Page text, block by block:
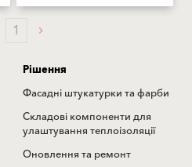
1
Рішення
Фасадні штукатурки та фарби
Складові компоненти для
улаштування теплоізоляції
Оновлення та ремонт